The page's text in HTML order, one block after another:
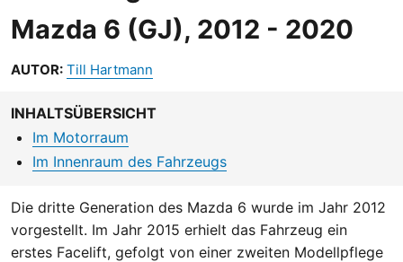
Mazda 6 (GJ), 2012 - 2020
AUTOR: Till Hartmann
INHALTSÜBERSICHT
Im Motorraum
Im Innenraum des Fahrzeugs
Die dritte Generation des Mazda 6 wurde im Jahr 2012
vorgestellt. Im Jahr 2015 erhielt das Fahrzeug ein
erstes Facelift, gefolgt von einer zweiten Modellpflege